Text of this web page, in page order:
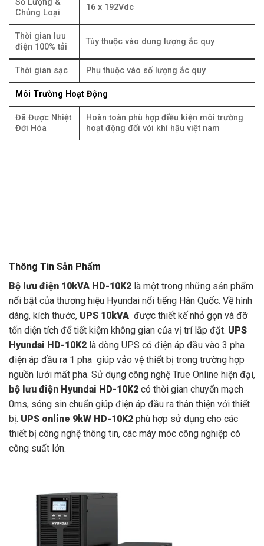
Chủng Loại
16 x 192Vdc
Thời gian lưu
điện 100% tải
Tùy thuộc vào dung lượng ắc quy
Thời gian sạc Phụ thuộc vào số lượng ắc quy
Môi Trường Hoạt Động
Đã Được Nhiệt
Đới Hóa
Hoàn toàn phù hợp điều kiện môi trường
hoạt động đối với khí hậu việt nam
Thông Tin Sản Phẩm
Bộ lưu điện 10kVA HD-10K2 là một trong những sản phẩm
nổi bật của thương hiệu Hyundai nổi tiếng Hàn Quốc. Về hình
dáng, kích thước, UPS 10kVA được thiết kế nhỏ gọn và đỡ
tốn diện tích để tiết kiệm không gian của vị trí lắp đặt. UPS
Hyundai HD-10K2 là dòng UPS có điện áp đầu vào 3 pha
điện áp đầu ra 1 pha giúp vảo vệ thiết bị trong trường hợp
nguồn lưới mất pha. Sử dụng công nghệ True Online hiện đại,
bộ lưu điện Hyundai HD-10K2 có thời gian chuyển mạch
0ms, sóng sin chuẩn giúp điện áp đầu ra thân thiện với thiết
bị. UPS online 9kW HD-10K2 phù hợp sử dụng cho các
thiết bị công nghệ thông tin, các máy móc công nghiệp có
công suất lớn.